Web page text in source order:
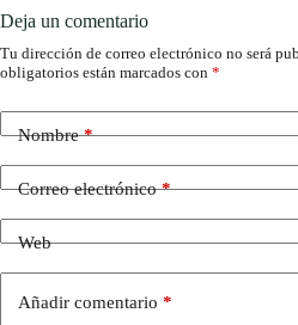
Deja un comentario
Tu dirección de correo electrónico no será
obligatorios están marcados con *
Nombre*
Correo electrónico*
Web
Añadir comentario *